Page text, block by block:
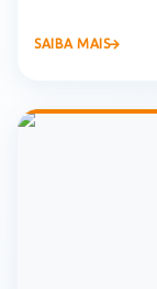
SAIBA MAIS